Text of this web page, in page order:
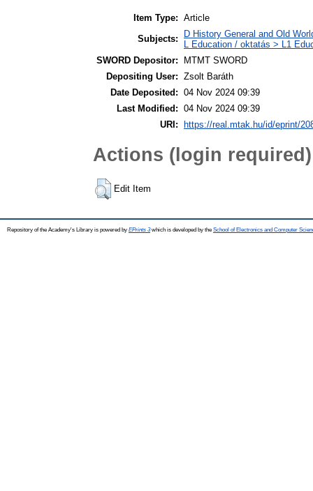
Item Type: Article
Subjects:
D History General and Old
L Education / oktatás > L1
SWORD Depositor:
MTMT SWORD
Depositing User: Zsolt Baráth
Date Deposited: 04 Nov 2024 09:39
Last Modified: 04 Nov 2024 09:39
URI: https://real.mtak.hu/id/eprint/
Actions (login required)
Edit Item
Repository of the Academy's Library is powered by EPrints 3which is developed by the School of Electronics and Computer